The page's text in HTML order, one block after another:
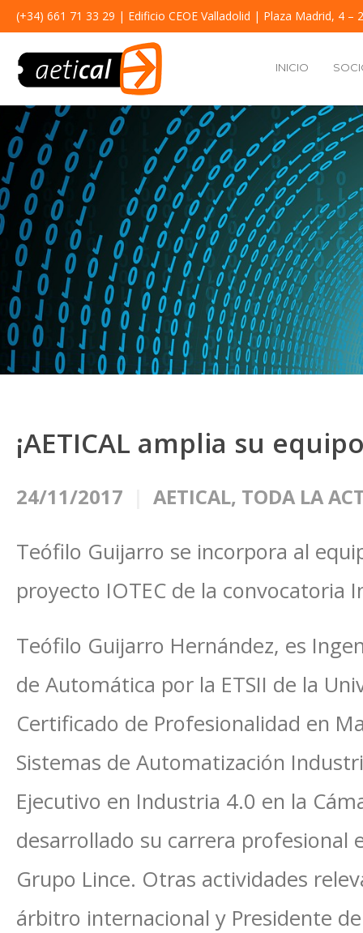
(+34) 661 71 33 29 | Edificio CEOE Valladolid | Plaza Madrid, 4 –
INICIO
¡AETICAL amplia su
24/11/2017 AETICAL, TODA LA
Teófilo Guijarro se incorpora al
proyecto IOTEC de la convocatoria
Teófilo Guijarro Hernández, es
de Automática por la ETSII de la
Certificado de Profesionalidad en
Sistemas de Automatización
Ejecutivo en Industria 4.0 en la
desarrollado su carrera profesional
Grupo Lince. Otras actividades
árbitro internacional y Presidente